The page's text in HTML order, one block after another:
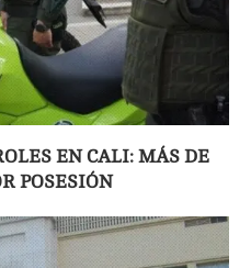
EN CALI: MÁS DE
POSESIÓN